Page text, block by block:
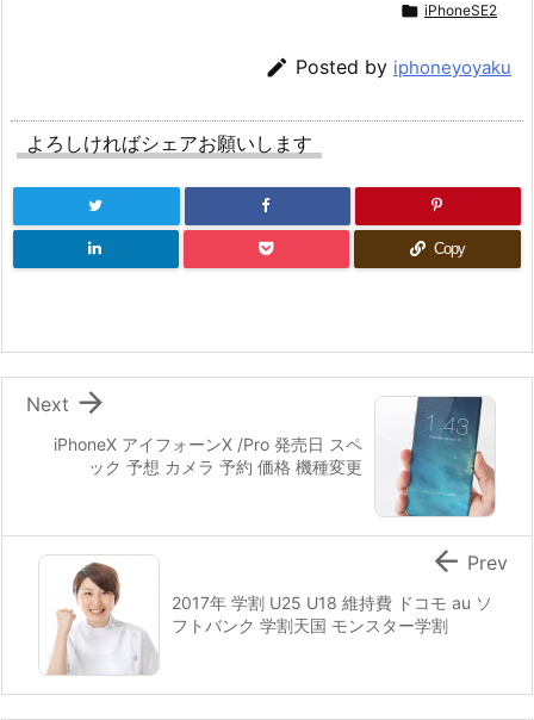
 iPhoneSE2
 Posted by iphoneyoyaku
よろしければシェアお願いします
Copy
iPhoneX アイフォーンX /Pro 発売日 スペ
ック 予想 カメラ 予約 価格 機種変更

Next
2017年 学割 U25 U18 維持費 ドコモ au ソ
フトバンク 学割天国 モンスター学割
 Prev